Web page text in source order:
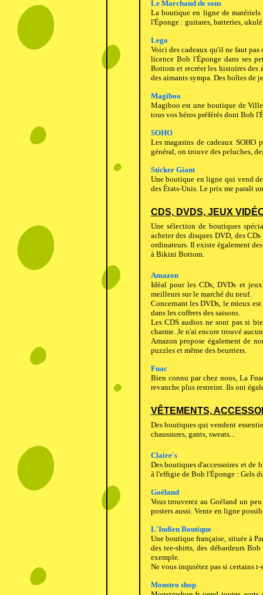
Le Marchand de sons
La boutique en ligne de
l'Éponge : guitares, batteries,
Lego
Voici des cadeaux qu'il ne faut
licence Bob l'Éponge dans ses
Bottom et recréer les histoires des
des aimants sympa. Des boîtes de
Magiboo
Magiboo est une boutique de
tous vos héros préférés dont Bob
SOHO
Les magasins de cadeaux SOHO
général, on trouve des peluches,
Sticker Giant
Une boutique en ligne qui vend
des États-Unis. Le prix me paraît
CDS, DVDS, JEUX
Une sélection de boutiques
acheter des disques DVD, des
ordinateurs. Il existe également
à Bikini Bottom.
Amazon
Idéal pour les CDs, DVDs et
meilleurs sur le marché du neuf.
Concernant les DVDs, le mieux
dans les coffrets des saisons.
Les CDS audios ne sont pas si
charme. Je n'ai encore trouvé
Amazon propose également de
puzzles et même des beurriers.
Fnac
Bien connu par chez nous, La
revanche plus restreint. Ils ont
VÊTEMENTS,
Des boutiques qui vendent
chaussures, gants, sweats...
Claire's
Des boutiques d'accessoires et de
à l'effigie de Bob l'Éponge : Gels
Goéland
Vous trouverez au Goéland un
posters aussi. Vente en ligne
L'Indien Boutique
Une boutique française, située à
des tee-shirts, des débardeurs
exemple.
Ne vous inquiétez pas si certains
Monstro shop